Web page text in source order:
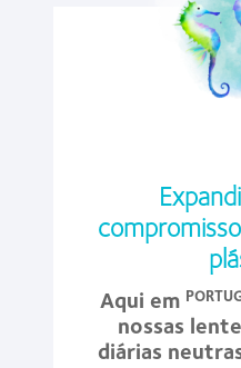
Aqui em
nossas
diárias